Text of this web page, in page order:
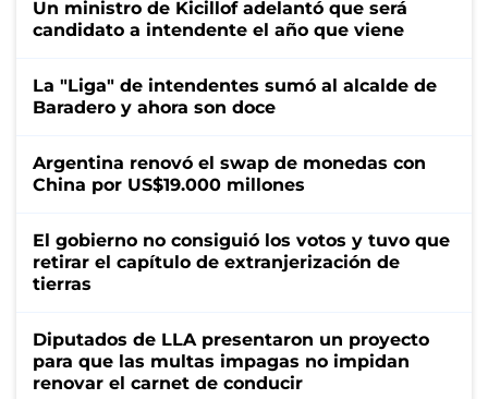
Un ministro de Kicillof adelantó que será
candidato a intendente el año que viene
La "Liga" de intendentes sumó al alcalde de
Baradero y ahora son doce
Argentina renovó el swap de monedas con
China por US$19.000 millones
El gobierno no consiguió los votos y tuvo que
retirar el capítulo de extranjerización de
tierras
Diputados de LLA presentaron un proyecto
para que las multas impagas no impidan
renovar el carnet de conducir